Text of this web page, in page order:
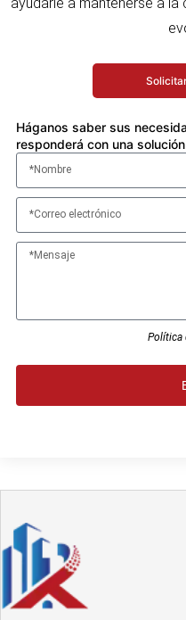
Háganos saber sus
responderá con una
Política